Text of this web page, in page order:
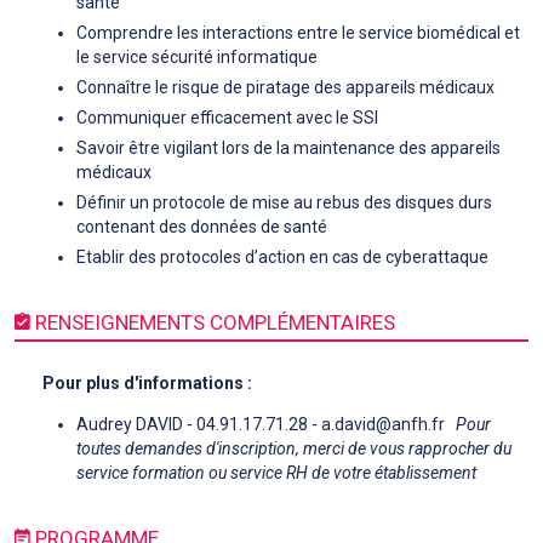
Comprendre les interactions entre le service biomédical et
le service sécurité informatique
Connaître le risque de piratage des appareils médicaux
Communiquer efficacement avec le SSI
Savoir être vigilant lors de la maintenance des appareils
médicaux
Définir un protocole de mise au rebus des disques durs
contenant des données de santé
Etablir des protocoles d’action en cas de cyberattaque
RENSEIGNEMENTS COMPLÉMENTAIRES
Pour plus d'informations :
Audrey DAVID - 04.91.17.71.28 - a.david@anfh.fr Pour
toutes demandes d'inscription, merci de vous rapprocher du
service formation ou service RH de votre établissement
PROGRAMME